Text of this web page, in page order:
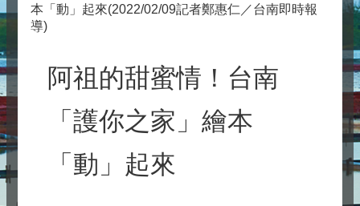
本「動」起來(2022/02/09記者鄭惠仁／台南即時報
導)
阿祖的甜蜜情！台南
「護你之家」繪本
「動」起來